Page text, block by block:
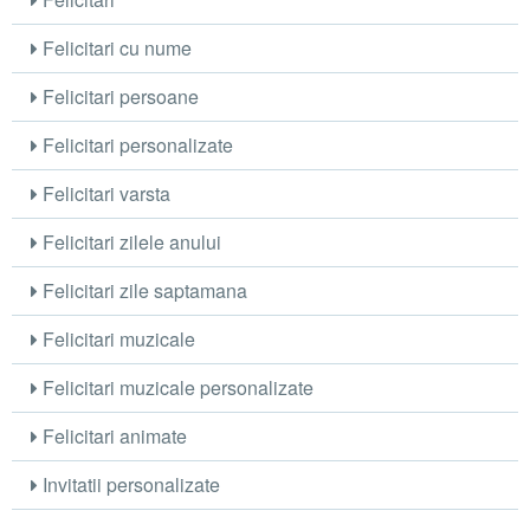
Felicitari cu nume
Felicitari persoane
Felicitari personalizate
Felicitari varsta
Felicitari zilele anului
Felicitari zile saptamana
Felicitari muzicale
Felicitari muzicale personalizate
Felicitari animate
Invitatii personalizate